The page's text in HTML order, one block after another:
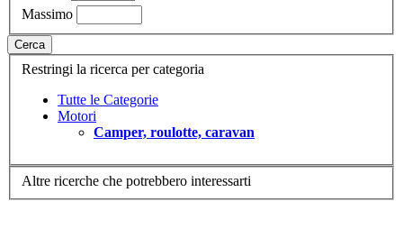
Massimo
Cerca
Restringi la ricerca per categoria
Tutte le Categorie
Motori
Camper, roulotte, caravan
Altre ricerche che potrebbero interessarti